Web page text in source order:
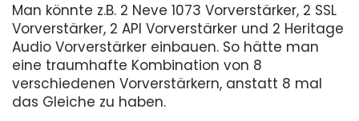
Man könnte z.B. 2 Neve 1073 Vorverstärker, 2 SSL
Vorverstärker, 2 API Vorverstärker und 2 Heritage
Audio Vorverstärker einbauen. So hätte man
eine traumhafte Kombination von 8
verschiedenen Vorverstärkern, anstatt 8 mal
das Gleiche zu haben.